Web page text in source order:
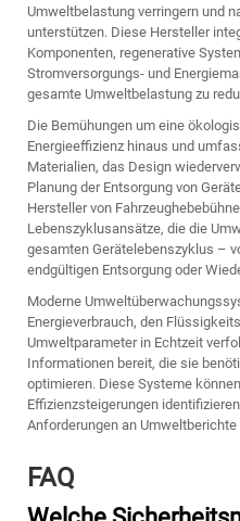
Umweltbelastung verringern und
unterstützen. Diese Hersteller
Komponenten, regenerative
Stromversorgungs- und
gesamte Umweltbelastung zu
Die Bemühungen um eine
Energieeffizienz hinaus und
Materialien, das Design
Planung der Entsorgung von
Hersteller von
Lebenszyklusansätze, die die
gesamten Gerätelebenszyklus –
endgültigen Entsorgung oder
Moderne
Energieverbrauch, den
Umweltparameter in Echtzeit
Informationen bereit, die sie
optimieren. Diese Systeme
Effizienzsteigerungen
Anforderungen an
FAQ